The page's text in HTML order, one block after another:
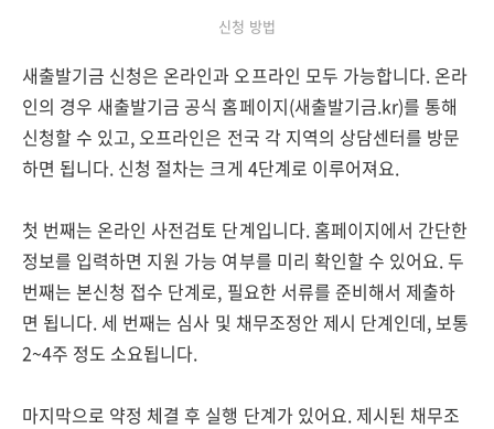
신청 방법
새출발기금 신청은 온라인과 오프라인 모두 가능합니다. 온라
인의 경우 새출발기금 공식 홈페이지(새출발기금.kr)를 통해
신청할 수 있고, 오프라인은 전국 각 지역의 상담센터를 방문
하면 됩니다. 신청 절차는 크게 4단계로 이루어져요.
첫 번째는 온라인 사전검토 단계입니다. 홈페이지에서 간단한
정보를 입력하면 지원 가능 여부를 미리 확인할 수 있어요. 두
번째는 본신청 접수 단계로, 필요한 서류를 준비해서 제출하
면 됩니다. 세 번째는 심사 및 채무조정안 제시 단계인데, 보통
2~4주 정도 소요됩니다.
마지막으로 약정 체결 후 실행 단계가 있어요. 제시된 채무조